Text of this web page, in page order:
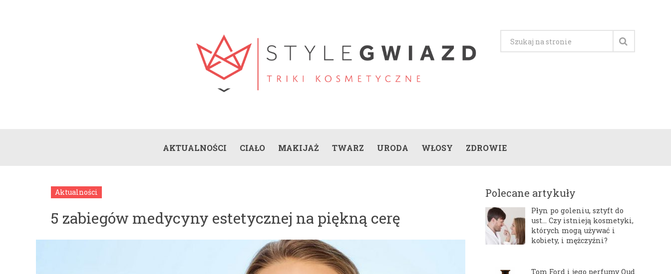
AKTUALNOŚCI CIAŁO MAKIJAŻ TWARZ URODA WŁOSY ZDROWIE
Aktualności
5 zabiegów medycyny estetycznej na piękną cerę
Polecane artykuły
Płyn po goleniu, sztyft do
ust… Czy istnieją kosmetyki,
których mogą używać i
kobiety, i mężczyźni?
Tom Ford i jego perfumy Oud